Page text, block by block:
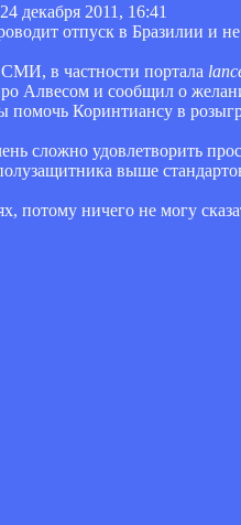
24 декабря 2011, 16:41
отпуск в Бразилии и не
в частности портала
Алвесом и сообщил о
помочь Коринтиансу в
сложно удовлетворить
выше
потому ничего не могу